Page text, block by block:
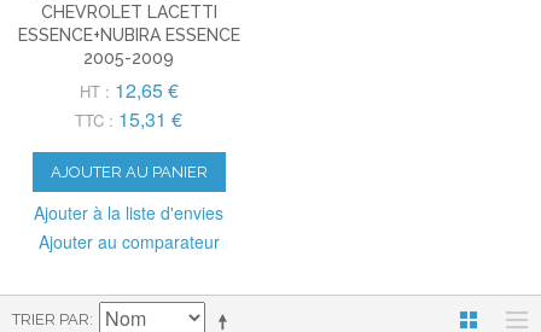
CHEVROLET LACETTI
ESSENCE+NUBIRA ESSENCE
2005-2009
HT : 12,65 €
TTC : 15,31 €
AJOUTER AU PANIER
Ajouter à la liste d'envies
Ajouter au comparateur
TRIER PAR